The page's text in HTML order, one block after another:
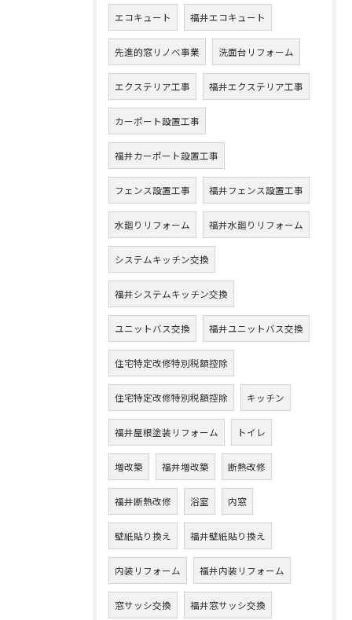
エコキュート 福井エコキュート
先進的窓リノベ事業 洗面台リフォーム
エクステリア工事 福井エクステリア工事
カーポート設置工事
福井カーポート設置工事
フェンス設置工事 福井フェンス設置工事
水廻りリフォーム 福井水廻りリフォーム
システムキッチン交換
福井システムキッチン交換
ユニットバス交換 福井ユニットバス交換
住宅特定改修特別税額控除
住宅特定改修特別税額控除 キッチン
福井屋根塗装リフォーム トイレ
増改築 福井増改築 断熱改修
福井断熱改修 浴室 内窓
壁紙貼り換え 福井壁紙貼り換え
内装リフォーム 福井内装リフォーム
窓サッシ交換 福井窓サッシ交換